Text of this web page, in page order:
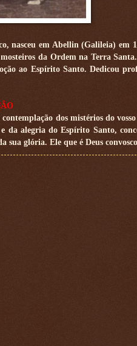
nasceu em Abellin (Galileia) em
da Ordem na Terra
ao Espírito Santo. Dedicou
dos mistérios do
alegria do Espírito Santo,
sua glória. Ele que é Deus